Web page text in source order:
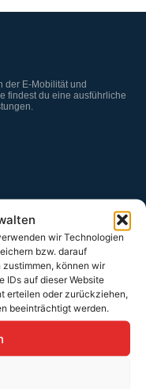
wir Technologien
bzw. darauf
zustimmen, können wir
IDs auf dieser Website
erteilen oder zurückziehen,
beeinträchtigt werden.
der E-Mobilität und
findest du eine ausführliche